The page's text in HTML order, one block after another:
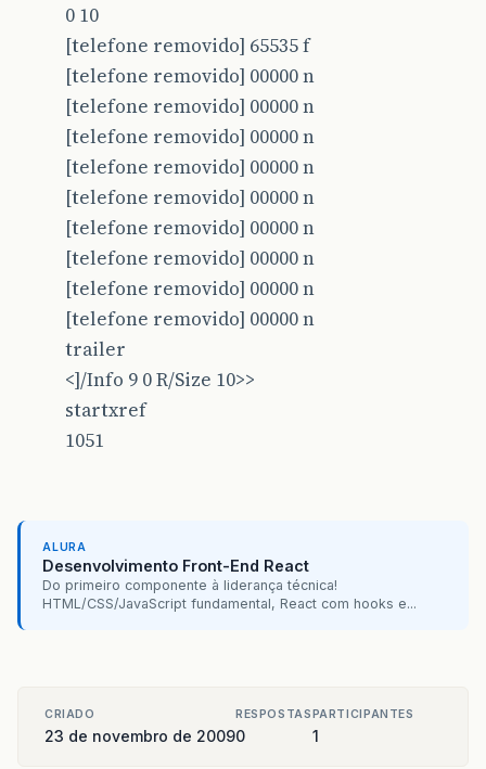
0 10
[telefone removido] 65535 f
[telefone removido] 00000 n
[telefone removido] 00000 n
[telefone removido] 00000 n
[telefone removido] 00000 n
[telefone removido] 00000 n
[telefone removido] 00000 n
[telefone removido] 00000 n
[telefone removido] 00000 n
[telefone removido] 00000 n
trailer
<]/Info 9 0 R/Size 10>>
startxref
1051
ALURA
Desenvolvimento Front-End React
Do primeiro componente à liderança técnica!
HTML/CSS/JavaScript fundamental, React com hooks e...
CRIADO
23 de novembro de 2009
RESPOSTAS
0
PARTICIPANTES
1